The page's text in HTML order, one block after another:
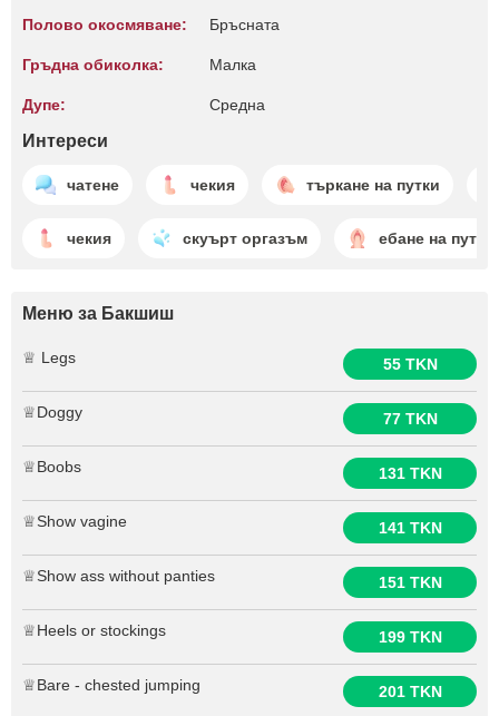
Полово окосмяване: Бръсната
Гръдна обиколка: Малкa
Дупе: Среднa
Интереси
чатене чекия търкане на путки
чекия скуърт оргазъм ебане на путки
Меню за Бакшиш
♕ Legs 55 TKN
♕Doggy 77 TKN
♕Boobs 131 TKN
♕Show vagine 141 TKN
♕Show ass without panties 151 TKN
♕Heels or stockings 199 TKN
♕Bare - chested jumping 201 TKN